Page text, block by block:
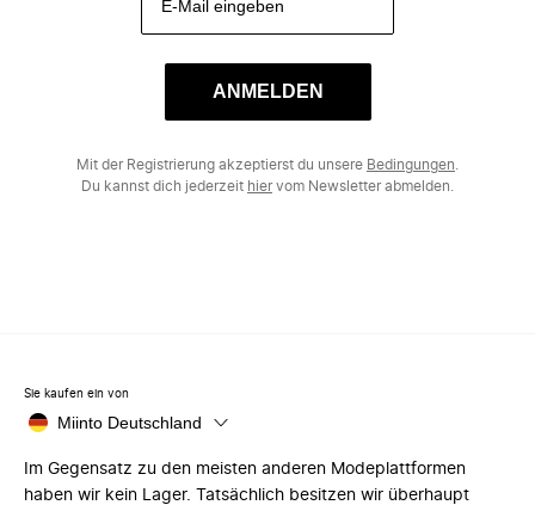
ANMELDEN
Mit der Registrierung akzeptierst du unsere Bedingungen
Du kannst dich jederzeit hiervom Newsletter abmelden.
Sie kaufen ein von
Miinto Deutschland
Im Gegensatz zu den meisten anderen Modeplattformen
haben wir kein Lager. Tatsächlich besitzen wir überhaupt